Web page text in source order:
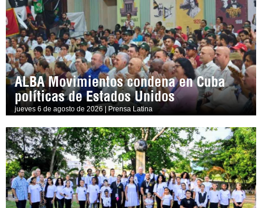
ALBA Movimientos condena en Cuba
políticas de Estados Unidos
jueves 6 de agosto de 2026 | Prensa Latina